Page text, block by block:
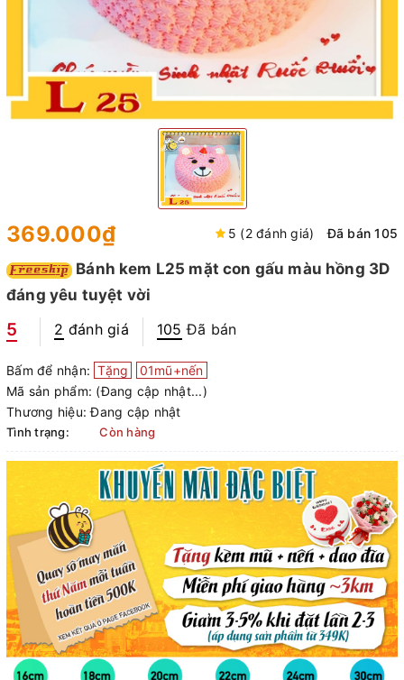
369.000₫ 5 (2 đánh giá) Đã bán 105
Bánh kem L25 mặt con gấu màu hồng 3D
đáng yêu tuyệt vời
5 2 đánh giá 105 Đã bán
Bấm để nhận: Tặng
01mũ+nến
Mã sản phẩm: (Đang cập nhật...)
Thương hiệu: Đang cập nhật
Tình trạng: Còn hàng